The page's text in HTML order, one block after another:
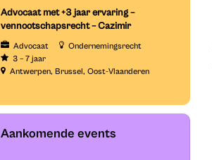
Advocaat met +3 jaar ervaring –
vennootschapsrecht – Cazimir
Advocaat
Ondernemingsrecht
3 – 7 jaar
Antwerpen Brussel Oost-Vlaanderen
Aankomende events